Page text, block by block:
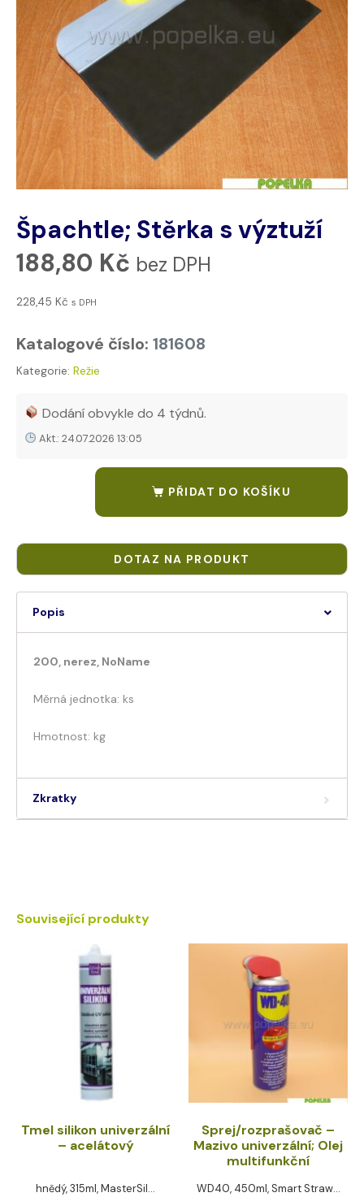
Špachtle; Stěrka s výztuží
188,80 Kč bez DPH
228,45 Kč s DPH
Katalogové číslo: 181608
Kategorie: Režie
Dodání obvykle do 4 týdnů.
Akt.: 24.07.2026 13:05
PŘIDAT DO KOŠÍKU
Popis
200, nerez, NoName
Měrná jednotka: ks
Hmotnost: kg
Zkratky
Související produkty
Tmel silikon univerzální
– acelátový
hnědý, 315ml, MasterSil...
Sprej/rozprašovač –
Mazivo univerzální; Olej
multifunkční
WD40, 450ml, Smart Straw...